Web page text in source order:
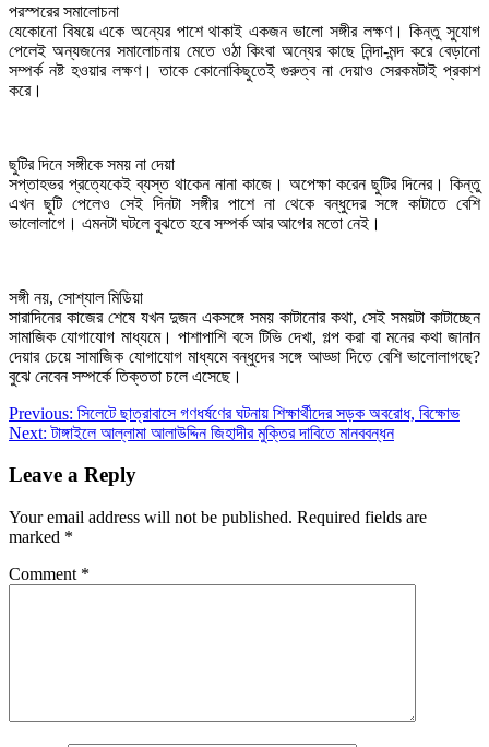
পরস্পরের সমালোচনা
যেকোনো বিষয়ে একে অন্যের পাশে থাকাই একজন ভালো সঙ্গীর লক্ষণ। কিন্তু সুযোগ
পেলেই অন্যজনের সমালোচনায় মেতে ওঠা কিংবা অন্যের কাছে নিন্দা-মন্দ করে বেড়ানো
সম্পর্ক নষ্ট হওয়ার লক্ষণ। তাকে কোনোকিছুতেই গুরুত্ব না দেয়াও সেরকমটাই প্রকাশ
করে।
ছুটির দিনে সঙ্গীকে সময় না দেয়া
সপ্তাহভর প্রত্যেকেই ব্যস্ত থাকেন নানা কাজে। অপেক্ষা করেন ছুটির দিনের। কিন্তু
এখন ছুটি পেলেও সেই দিনটা সঙ্গীর পাশে না থেকে বন্ধুদের সঙ্গে কাটাতে বেশি
ভালোলাগে। এমনটা ঘটলে বুঝতে হবে সম্পর্ক আর আগের মতো নেই।
সঙ্গী নয়, সোশ্যাল মিডিয়া
সারাদিনের কাজের শেষে যখন দুজন একসঙ্গে সময় কাটানোর কথা, সেই সময়টা কাটাচ্ছেন
সামাজিক যোগাযোগ মাধ্যমে। পাশাপাশি বসে টিভি দেখা, গল্প করা বা মনের কথা জানান
দেয়ার চেয়ে সামাজিক যোগাযোগ মাধ্যমে বন্ধুদের সঙ্গে আড্ডা দিতে বেশি ভালোলাগছে?
বুঝে নেবেন সম্পর্কে তিক্ততা চলে এসেছে।
Post
navigation
Previous: সিলেটে ছাত্রাবাসে গণধর্ষণের ঘটনায় শিক্ষার্থীদের সড়ক অবরোধ, বিক্ষোভ
Next: টাঙ্গাইলে আল্লামা আলাউদ্দিন জিহাদীর মুক্তির দাবিতে মানববন্ধন
Leave a Reply
Your email address will not be published. Required fields are
marked *
Comment *